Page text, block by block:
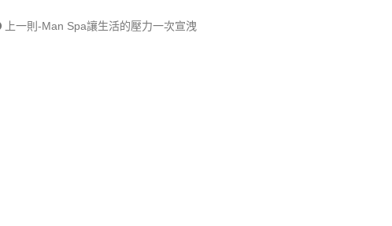
上一則-Man Spa讓生活的壓力一次宣洩